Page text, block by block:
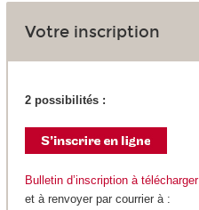
Votre inscription
2 possibilités :
Bulletin d’inscription à télécharger
et à renvoyer par courrier à :